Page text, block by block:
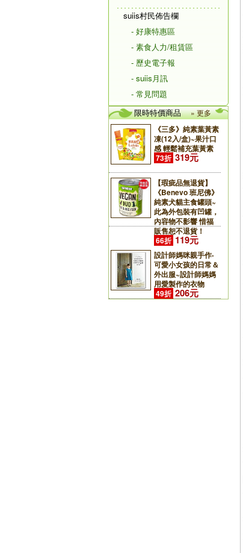
suiis村民佈告欄
- 好康特惠區
- 素食人力/租賃區
- 歷史電子報
- suiis月訊
- 常見問題
限時特價商品
» 更多
《三多》純素葉黃素
凍(12入/盒)~果汁口
感 輕鬆補充葉黃素
73折 319元
【瑕疵品無退貨】
《Benevo 班尼佛》
純素犬貓主食罐頭~
此為外包裝有凹罐，
內容物不影響 惜福
販售恕不退貨！
66折 119元
設計師媽咪親手作‧
可愛小女孩的日常＆
外出服~設計師媽媽
用愛製作的衣物
49折 206元